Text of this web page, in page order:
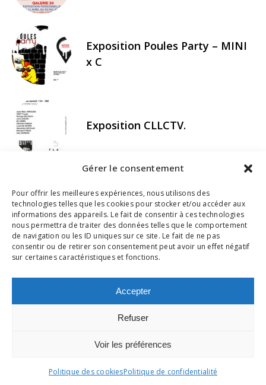
Gérer le consentement
Pour offrir les meilleures expériences, nous utilisons des
technologies telles que les cookies pour stocker et/ou accéder aux
informations des appareils. Le fait de consentir à ces technologies
nous permettra de traiter des données telles que le comportement
de navigation ou les ID uniques sur ce site. Le fait de ne pas
consentir ou de retirer son consentement peut avoir un effet négatif
sur certaines caractéristiques et fonctions.
Accepter
Refuser
Voir les préférences
Politique des cookiesPolitique de confidentialité
Exposition Poules Party – MINI
x C
Exposition CLLCTV.
+33(0)6 18 07 59 59
edouard@edouardgallery.com
instagram linkedin